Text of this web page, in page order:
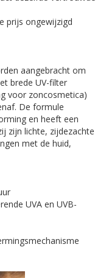
prijs ongewijzigd
aangebracht om
brede UV-filter
voor zoncosmetica)
De formule
en heeft een
zijn lichte, zijdezachte
met de huid,
UVA en UVB-